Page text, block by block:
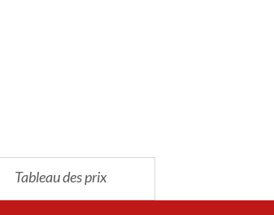
Tableau des prix